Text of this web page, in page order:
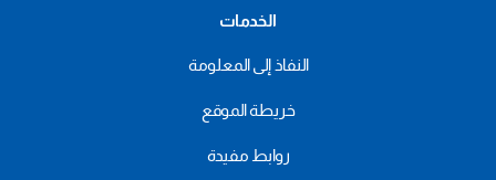
الخدمات
النفاذ إلى المعلومة
خريطة الموقع
روابط مفيدة